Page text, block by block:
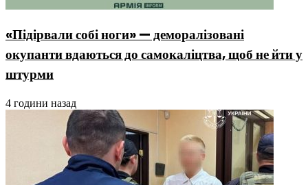
«Підірвали собі ноги» — деморалізовані
окупанти вдаються до самокаліцтва, щоб не йти у
штурми
4 години назад